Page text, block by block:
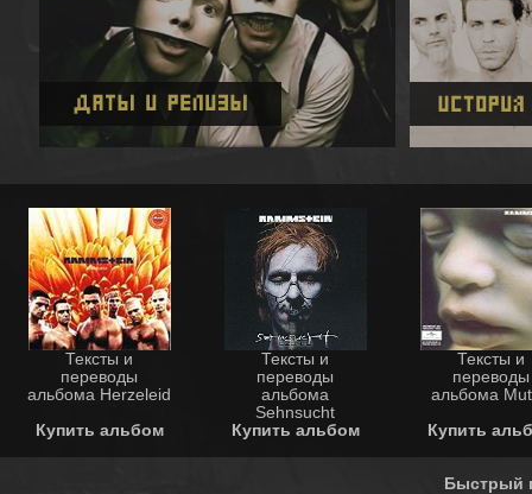
Тексты и
переводы
альбома Herzeleid
Купить альбом
Тексты и
переводы
альбома
Sehnsucht
Купить альбом
Тексты и
переводы
альбома
Купить
Быстрый